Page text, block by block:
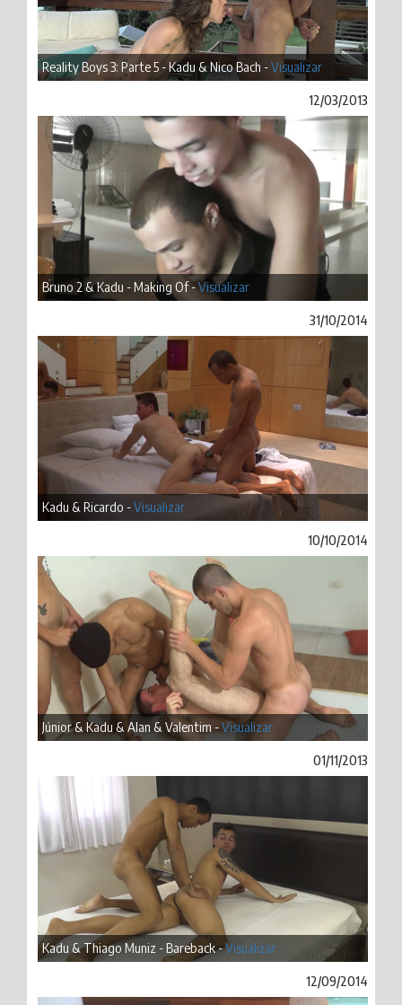
Reality Boys 3: Parte 5 - Kadu & Nico Bach -Visualizar
12/03/2013
Bruno 2 & Kadu - Making Of -Visualizar
31/10/2014
Kadu & Ricardo -Visualizar
10/10/2014
Júnior & Kadu & Alan & Valentim -Visualizar
01/11/2013
Kadu & Thiago Muniz - Bareback -Visualizar
12/09/2014